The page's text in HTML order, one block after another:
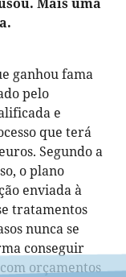
ganhou fama
pelo
e
que terá
Segundo a
o plano
enviada à
tratamentos
nunca se
conseguir
orçamentos